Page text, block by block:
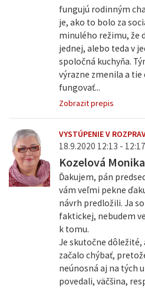
fungujú rodinným
je, ako to bolo za
minulého režimu, že
jednej, alebo teda v
spoločná kuchyňa.
výrazne zmenila a
fungovať...
Zobrazit prepis
VYSTÚPENIE V
18.9.2020 12:13 -
Kozelová Monika
Ďakujem, pán
vám veľmi pekne
návrh predložili. Ja
faktickej, nebudem
k tomu.
Je skutočne dôležité,
začalo chýbať,
neúnosná aj na tých
povedali, väčšina,